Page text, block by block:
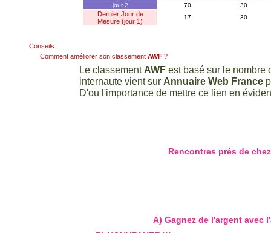
jour 2
70 30
Dernier Jour de
Mesure (jour 1)
17 30
Conseils :
Comment améliorer son classement AWF ?
Le classement AWF est basé sur le nombre
internaute vient sur Annuaire Web France
D'ou l'importance de mettre ce lien en
Rencontres prés de
A) Gagnez de l'argent avec